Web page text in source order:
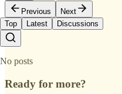
Previous
Next
Top
Latest Discussions
No posts
Ready for more?